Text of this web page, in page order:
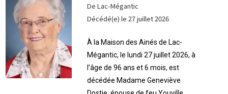
De Lac-Mégantic
Décédé(e) le 27 juillet 2026
À la Maison des Ainés de Lac-
Mégantic, le lundi 27 juillet 2026, à
l’âge de 96 ans et 6 mois, est
décédée Madame Geneviève